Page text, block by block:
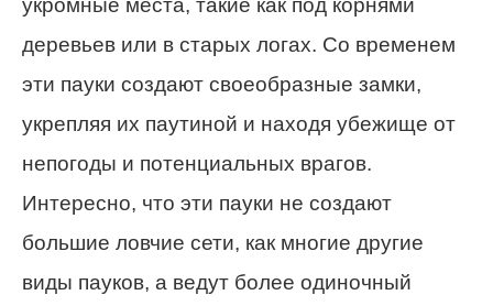
укромные места, такие как под корнями
деревьев или в старых логах. Со временем
эти пауки создают своеобразные замки,
укрепляя их паутиной и находя убежище от
непогоды и потенциальных врагов.
Интересно, что эти пауки не создают
большие ловчие сети, как многие другие
виды пауков, а ведут более одиночный